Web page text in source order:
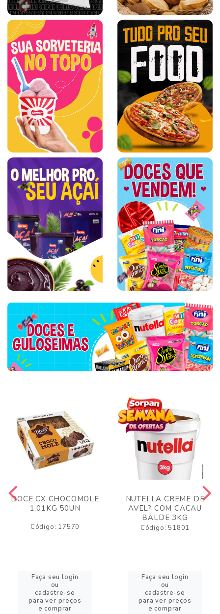
DOCE CX CHOCOMOLE
1,01KG 50UN
Código: 17570
Faça seu login
ou
cadastre-se
para ver preços
e comprar
NUTELLA CREME DE
AVEL? COM CACAU
BALDE 3KG
Código: 51801
Faça seu login
ou
cadastre-se
para ver preços
e comprar